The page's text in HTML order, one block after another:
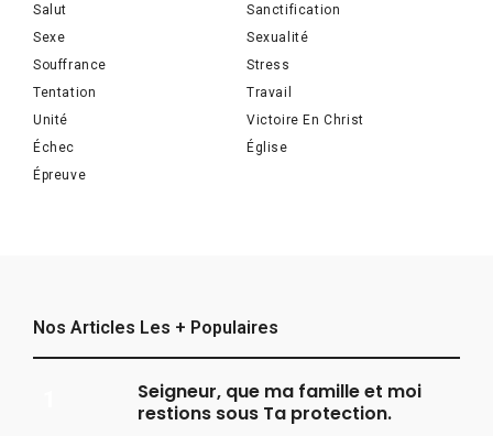
Salut
Sanctification
Sexe
Sexualité
Souffrance
Stress
Tentation
Travail
Unité
Victoire En Christ
Échec
Église
Épreuve
Nos Articles Les + Populaires
Seigneur, que ma famille et moi
restions sous Ta protection.